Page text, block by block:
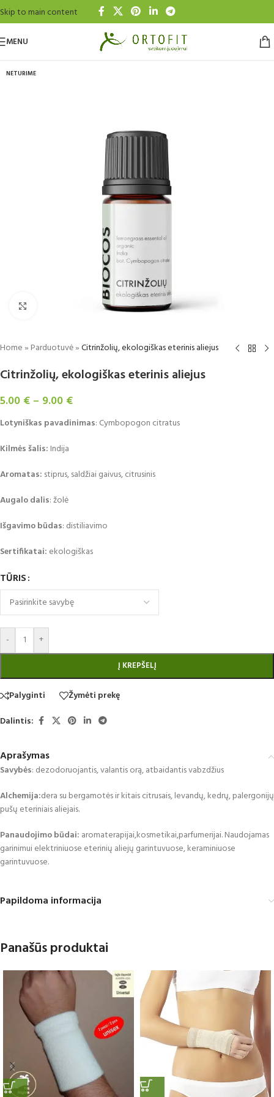
Skip to main content
MENU
NETURIME
Home» Parduotuvė»Citrinžolių, ekologiškas eterinis aliejus
Citrinžolių, ekologiškas eterinis aliejus
5.00 € – 9.00 €
Lotyniškas pavadinimas: Cymbopogon citratus
Kilmės šalis: Indija
Aromatas: stiprus, saldžiai gaivus, citrusinis
Augalo dalis: žolė
Išgavimo būdas: distiliavimo
Sertifikatai: ekologiškas
TŪRIS
- +
Į KREPŠELĮ
Palyginti
Žymėti prekę
Dalintis:
Aprašymas
Savybės: dezodoruojantis, valantis orą, atbaidantis vabzdžius
Alchemija:dera su bergamotės ir kitais citrusais, levandų, kedrų, palergonijų
pušų eteriniais aliejais.
Panaudojimo būdai: aromaterapijai,kosmetikai,parfumerijai. Naudojamas
garinimui elektriniuose eterinių aliejų garintuvuose, keraminiuose
garintuvuose.
Papildoma informacija
Panašūs produktai